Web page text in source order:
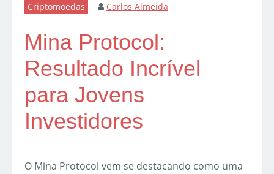
Criptomoedas Carlos Almeida
Mina Protocol:
Resultado Incrível
para Jovens
Investidores
O Mina Protocol vem se destacando como uma